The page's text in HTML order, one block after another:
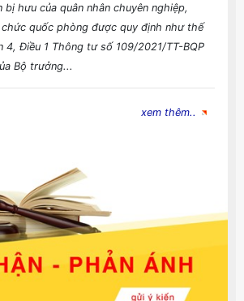
bị hưu của quân nhân chuyên nghiệp,
chức quốc phòng được quy định như thế
4, Điều 1 Thông tư số 109/2021/TT-BQP
Bộ trưởng...
xem thêm..